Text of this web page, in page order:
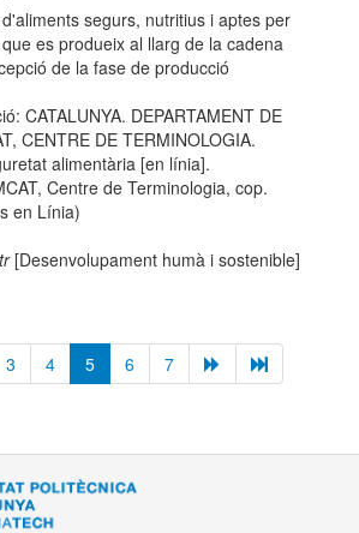
segurs, nutritius i aptes per
es produeix al llarg de la cadena
de la fase de producció
CATALUNYA. DEPARTAMENT DE
CENTRE DE TERMINOLOGIA.
alimentària [en línia].
Centre de Terminologia, cop.
en Línia)
[Desenvolupament humà i sostenible]
3 4 5 6 7